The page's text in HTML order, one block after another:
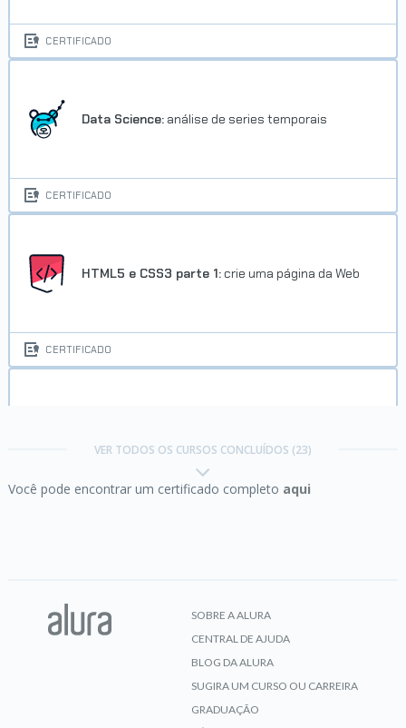
CERTIFICADO
Data Science: análise de series temporais
CERTIFICADO
HTML5 e CSS3 parte 1: crie uma página da Web
CERTIFICADO
VER TODOS OS CURSOS CONCLUÍDOS (23)
Você pode encontrar um certificado completo aqui
SOBRE A ALURA
CENTRAL DE AJUDA
BLOG DA ALURA
SUGIRA UM CURSO OU CARREIRA
GRADUAÇÃO